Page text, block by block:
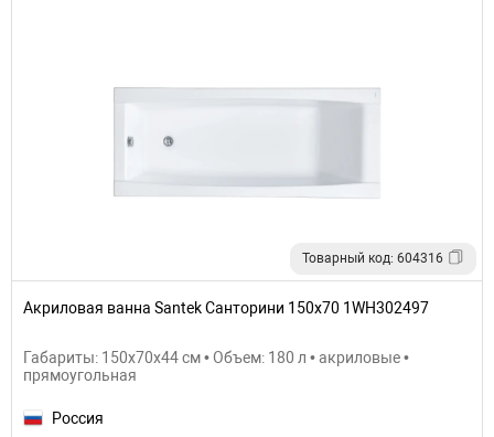
Товарный код: 604316
Акриловая ванна Santek Санторини 150х70 1WH302497
Габариты: 150x70x44 см • Объем: 180 л • акриловые •
прямоугольная
Россия